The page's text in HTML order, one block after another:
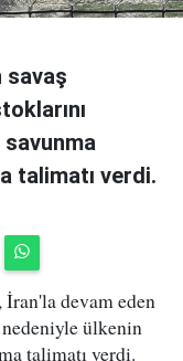
savaş
talimatı verdi.
devam eden
nedeniyle ülkenin
talimatı verdi.